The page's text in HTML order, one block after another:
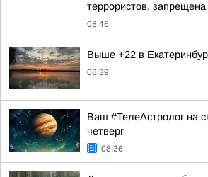
террористов,
08:46
Выше +22 в
08:39
Ваш #ТелеАстролог на
четверг
08:36